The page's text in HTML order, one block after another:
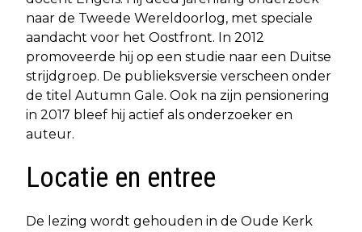
naar de Tweede Wereldoorlog, met speciale
aandacht voor het Oostfront. In 2012
promoveerde hij op een studie naar een Duitse
strijdgroep. De publieksversie verscheen onder
de titel Autumn Gale. Ook na zijn pensionering
in 2017 bleef hij actief als onderzoeker en
auteur.
Locatie en entree
De lezing wordt gehouden in de Oude Kerk